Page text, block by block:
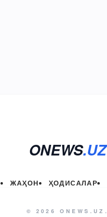
ONEWS.UZ
ЖАҲОН ҲОДИСАЛАР
© 2026 ONEWS.UZ.